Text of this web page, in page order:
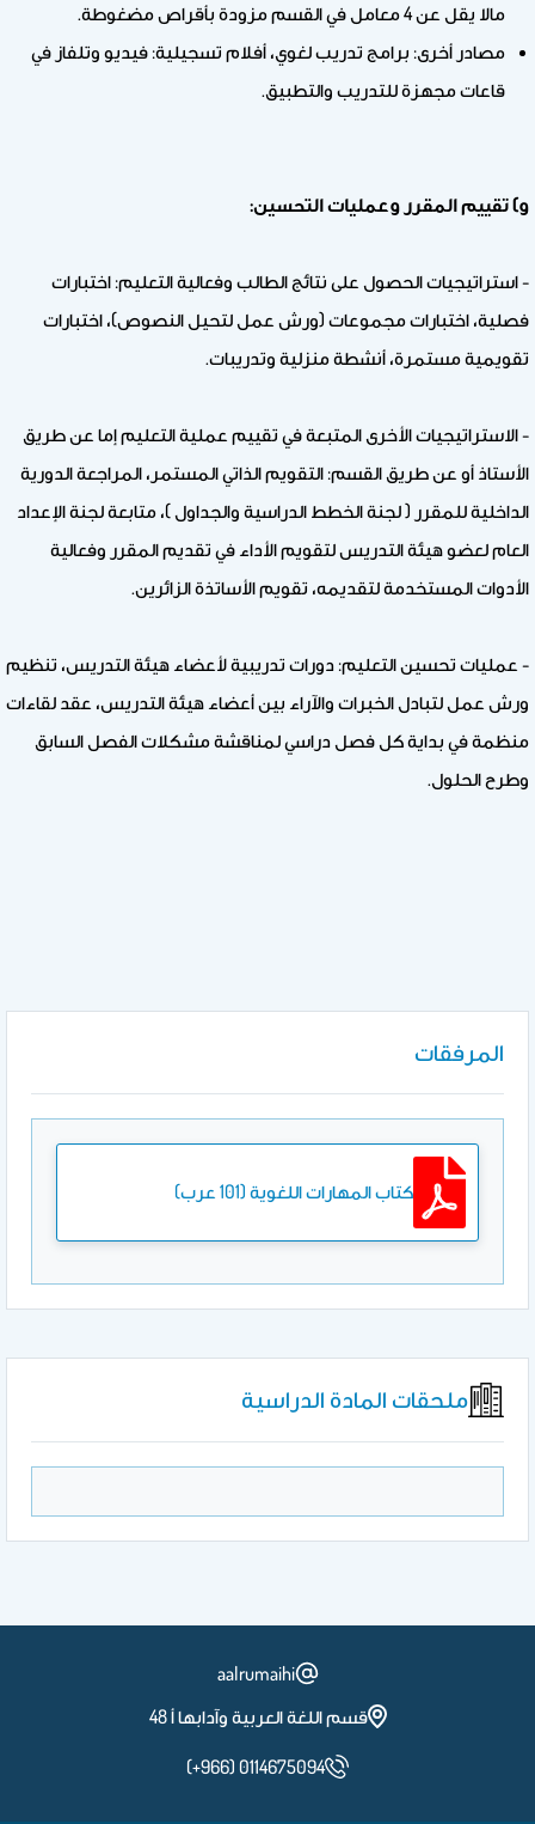
مالا يقل عن 4 معامل في القسم مزودة بأقراص مضغوطة.
مصادر أخرى: برامج تدريب لغوي، أفلام تسجيلية: فيديو وتلفاز في
قاعات مجهزة للتدريب والتطبيق.
و) تقييم المقرر وعمليات التحسين:
- استراتيجيات الحصول على نتائج الطالب وفعالية التعليم: اختبارات
فصلية، اختبارات مجموعات (ورش عمل لتحيل النصوص)، اختبارات
تقويمية مستمرة، أنشطة منزلية وتدريبات.
- الاستراتيجيات الأخرى المتبعة في تقييم عملية التعليم إما عن طريق
الأستاذ أو عن طريق القسم: التقويم الذاتي المستمر، المراجعة الدورية
الداخلية للمقرر ( لجنة الخطط الدراسية والجداول )، متابعة لجنة الإعداد
العام لعضو هيئة التدريس لتقويم الأداء في تقديم المقرر وفعالية
الأدوات المستخدمة لتقديمه، تقويم الأساتذة الزائرين.
- عمليات تحسين التعليم: دورات تدريبية لأعضاء هيئة التدريس، تنظيم
ورش عمل لتبادل الخبرات والآراء بين أعضاء هيئة التدريس، عقد لقاءات
منظمة في بداية كل فصل دراسي لمناقشة مشكلات الفصل السابق
وطرح الحلول.
المرفقات
كتاب المهارات اللغوية (101 عرب)
ملحقات المادة الدراسية
aalrumaihi
قسم اللغة العربية وآدابها أ 48
(+966) 0114675094